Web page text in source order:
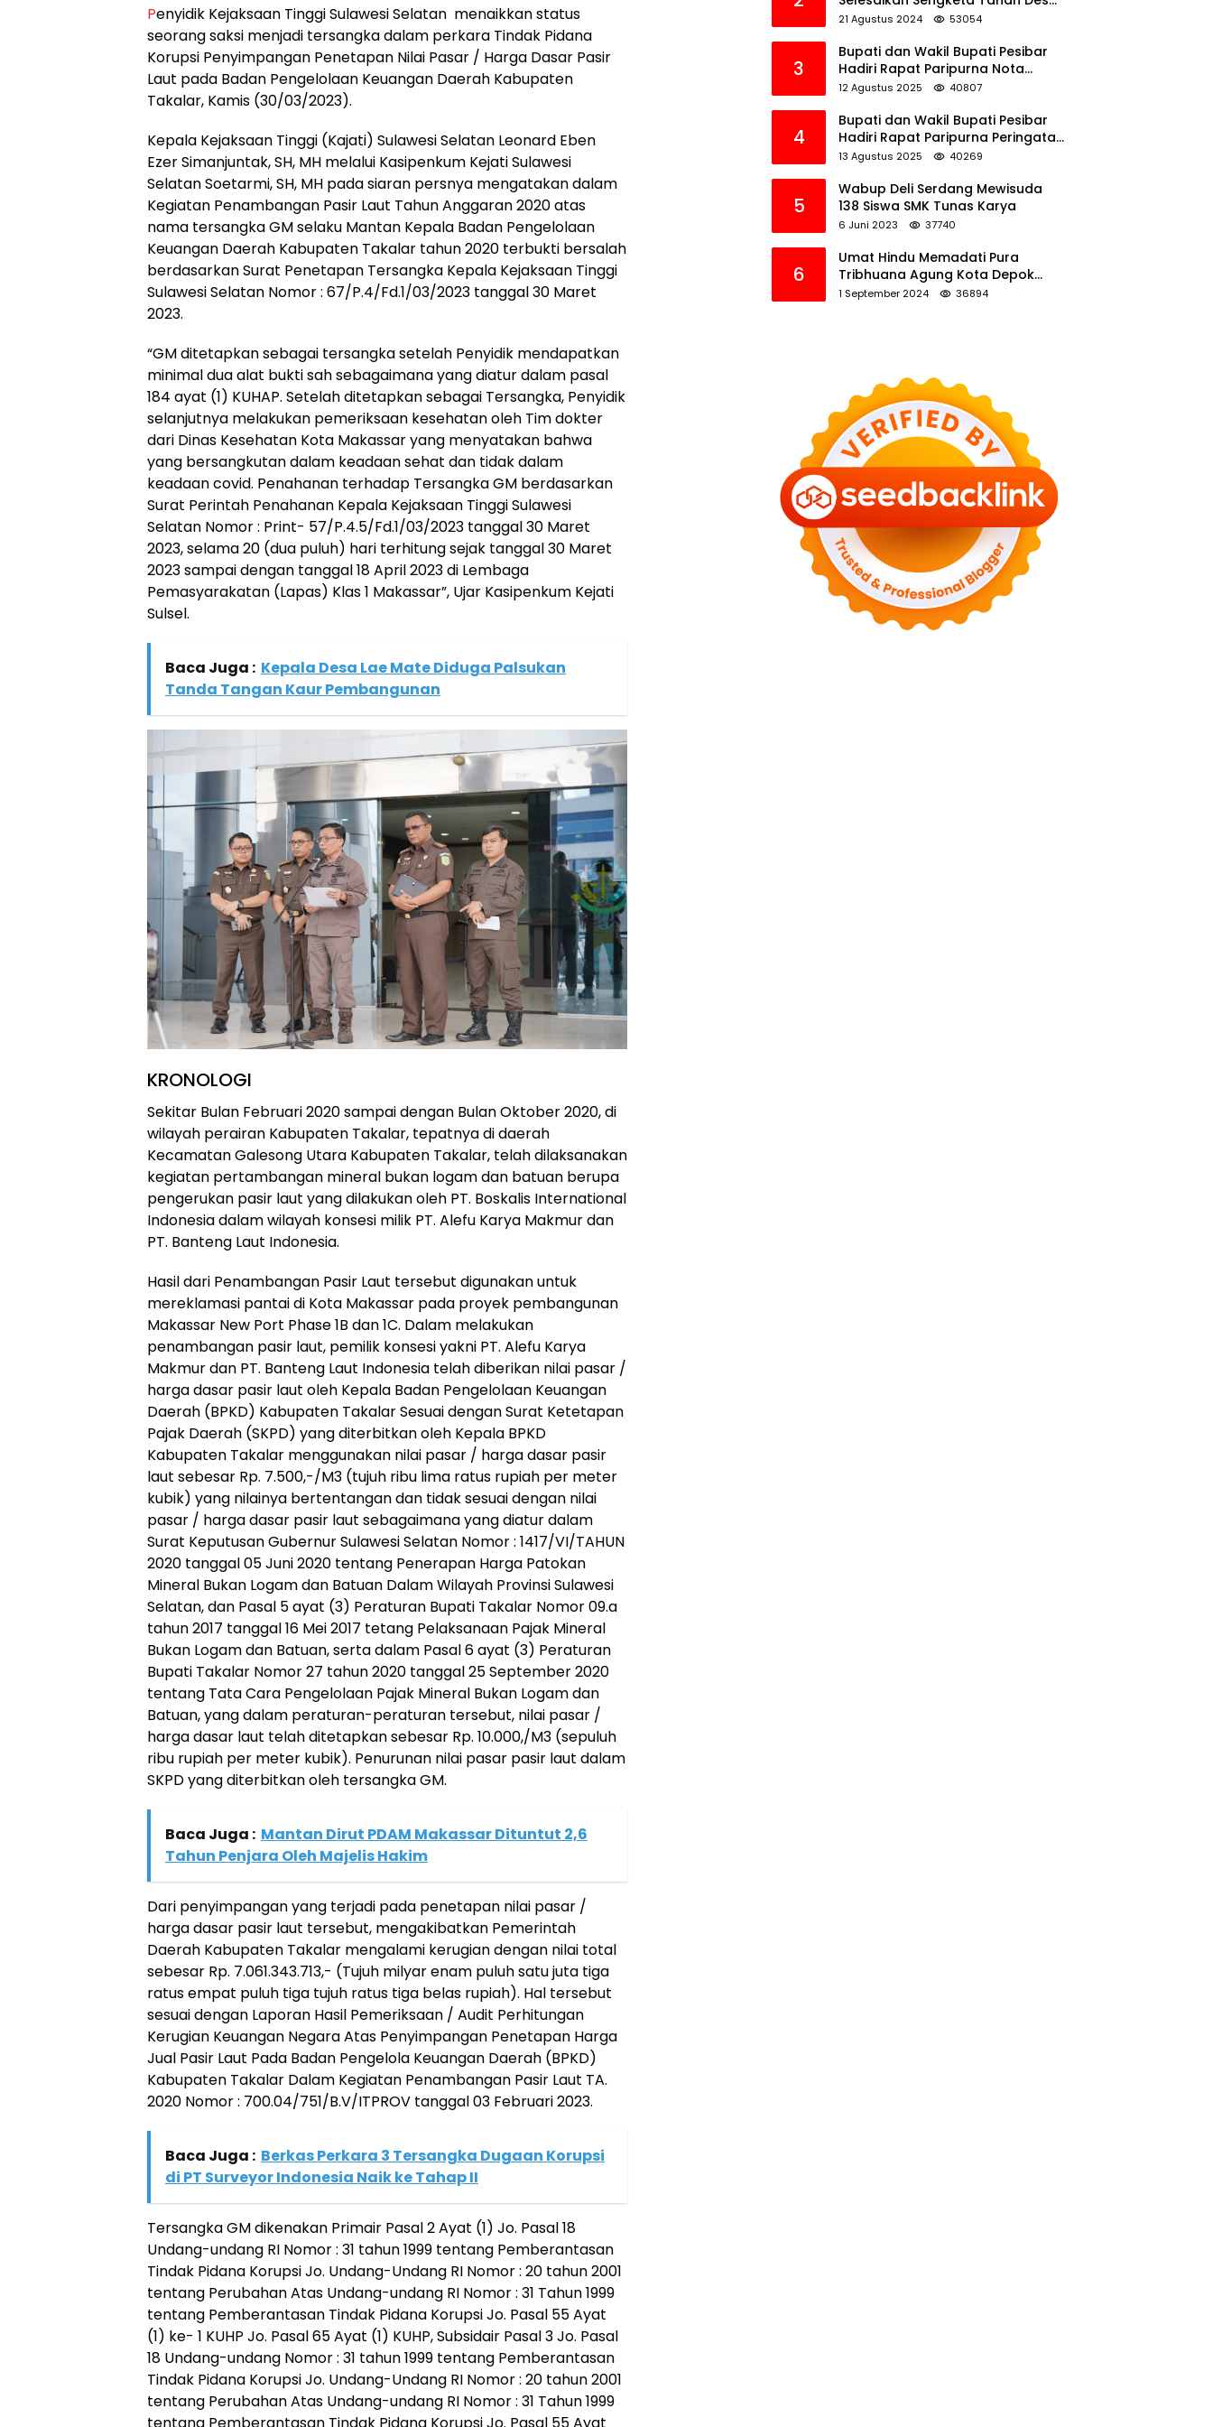
Penyidik Kejaksaan Tinggi Sulawesi Selatan menaikkan status
seorang saksi menjadi tersangka dalam perkara Tindak Pidana
Korupsi Penyimpangan Penetapan Nilai Pasar / Harga Dasar Pasir
Laut pada Badan Pengelolaan Keuangan Daerah Kabupaten
Takalar, Kamis (30/03/2023).
Kepala Kejaksaan Tinggi (Kajati) Sulawesi Selatan Leonard Eben
Ezer Simanjuntak, SH, MH melalui Kasipenkum Kejati Sulawesi
Selatan Soetarmi, SH, MH pada siaran persnya mengatakan dalam
Kegiatan Penambangan Pasir Laut Tahun Anggaran 2020 atas
nama tersangka GM selaku Mantan Kepala Badan Pengelolaan
Keuangan Daerah Kabupaten Takalar tahun 2020 terbukti bersalah
berdasarkan Surat Penetapan Tersangka Kepala Kejaksaan Tinggi
Sulawesi Selatan Nomor : 67/P.4/Fd.1/03/2023 tanggal 30 Maret
2023.
“GM ditetapkan sebagai tersangka setelah Penyidik mendapatkan
minimal dua alat bukti sah sebagaimana yang diatur dalam pasal
184 ayat (1) KUHAP. Setelah ditetapkan sebagai Tersangka, Penyidik
selanjutnya melakukan pemeriksaan kesehatan oleh Tim dokter
dari Dinas Kesehatan Kota Makassar yang menyatakan bahwa
yang bersangkutan dalam keadaan sehat dan tidak dalam
keadaan covid. Penahanan terhadap Tersangka GM berdasarkan
Surat Perintah Penahanan Kepala Kejaksaan Tinggi Sulawesi
Selatan Nomor : Print- 57/P.4.5/Fd.1/03/2023 tanggal 30 Maret
2023, selama 20 (dua puluh) hari terhitung sejak tanggal 30 Maret
2023 sampai dengan tanggal 18 April 2023 di Lembaga
Pemasyarakatan (Lapas) Klas 1 Makassar”, Ujar Kasipenkum Kejati
Sulsel.
Baca Juga : Kepala Desa Lae Mate Diduga Palsukan
Tanda Tangan Kaur Pembangunan
KRONOLOGI
Sekitar Bulan Februari 2020 sampai dengan Bulan Oktober 2020, di
wilayah perairan Kabupaten Takalar, tepatnya di daerah
Kecamatan Galesong Utara Kabupaten Takalar, telah dilaksanakan
kegiatan pertambangan mineral bukan logam dan batuan berupa
pengerukan pasir laut yang dilakukan oleh PT. Boskalis International
Indonesia dalam wilayah konsesi milik PT. Alefu Karya Makmur dan
PT. Banteng Laut Indonesia.
Hasil dari Penambangan Pasir Laut tersebut digunakan untuk
mereklamasi pantai di Kota Makassar pada proyek pembangunan
Makassar New Port Phase 1B dan 1C. Dalam melakukan
penambangan pasir laut, pemilik konsesi yakni PT. Alefu Karya
Makmur dan PT. Banteng Laut Indonesia telah diberikan nilai pasar /
harga dasar pasir laut oleh Kepala Badan Pengelolaan Keuangan
Daerah (BPKD) Kabupaten Takalar Sesuai dengan Surat Ketetapan
Pajak Daerah (SKPD) yang diterbitkan oleh Kepala BPKD
Kabupaten Takalar menggunakan nilai pasar / harga dasar pasir
laut sebesar Rp. 7.500,-/M3 (tujuh ribu lima ratus rupiah per meter
kubik) yang nilainya bertentangan dan tidak sesuai dengan nilai
pasar / harga dasar pasir laut sebagaimana yang diatur dalam
Surat Keputusan Gubernur Sulawesi Selatan Nomor : 1417/VI/TAHUN
2020 tanggal 05 Juni 2020 tentang Penerapan Harga Patokan
Mineral Bukan Logam dan Batuan Dalam Wilayah Provinsi Sulawesi
Selatan, dan Pasal 5 ayat (3) Peraturan Bupati Takalar Nomor 09.a
tahun 2017 tanggal 16 Mei 2017 tetang Pelaksanaan Pajak Mineral
Bukan Logam dan Batuan, serta dalam Pasal 6 ayat (3) Peraturan
Bupati Takalar Nomor 27 tahun 2020 tanggal 25 September 2020
tentang Tata Cara Pengelolaan Pajak Mineral Bukan Logam dan
Batuan, yang dalam peraturan-peraturan tersebut, nilai pasar /
harga dasar laut telah ditetapkan sebesar Rp. 10.000,/M3 (sepuluh
ribu rupiah per meter kubik). Penurunan nilai pasar pasir laut dalam
SKPD yang diterbitkan oleh tersangka GM.
Baca Juga : Mantan Dirut PDAM Makassar Dituntut 2,6
Tahun Penjara Oleh Majelis Hakim
Dari penyimpangan yang terjadi pada penetapan nilai pasar /
harga dasar pasir laut tersebut, mengakibatkan Pemerintah
Daerah Kabupaten Takalar mengalami kerugian dengan nilai total
sebesar Rp. 7.061.343.713,- (Tujuh milyar enam puluh satu juta tiga
ratus empat puluh tiga tujuh ratus tiga belas rupiah). Hal tersebut
sesuai dengan Laporan Hasil Pemeriksaan / Audit Perhitungan
Kerugian Keuangan Negara Atas Penyimpangan Penetapan Harga
Jual Pasir Laut Pada Badan Pengelola Keuangan Daerah (BPKD)
Kabupaten Takalar Dalam Kegiatan Penambangan Pasir Laut TA.
2020 Nomor : 700.04/751/B.V/ITPROV tanggal 03 Februari 2023.
Baca Juga : Berkas Perkara 3 Tersangka Dugaan Korupsi
di PT Surveyor Indonesia Naik ke Tahap II
Tersangka GM dikenakan Primair Pasal 2 Ayat (1) Jo. Pasal 18
Undang-undang RI Nomor : 31 tahun 1999 tentang Pemberantasan
Tindak Pidana Korupsi Jo. Undang-Undang RI Nomor : 20 tahun 2001
tentang Perubahan Atas Undang-undang RI Nomor : 31 Tahun 1999
tentang Pemberantasan Tindak Pidana Korupsi Jo. Pasal 55 Ayat
(1) ke- 1 KUHP Jo. Pasal 65 Ayat (1) KUHP, Subsidair Pasal 3 Jo. Pasal
18 Undang-undang Nomor : 31 tahun 1999 tentang Pemberantasan
Tindak Pidana Korupsi Jo. Undang-Undang RI Nomor : 20 tahun 2001
tentang Perubahan Atas Undang-undang RI Nomor : 31 Tahun 1999
Tawamalewe
21 Agustus 2024 53054
3
Bupati dan Wakil Bupati Pesibar
Hadiri Rapat Paripurna Nota
Keuangan Ranperda APBD
12 Agustus 2025 40807
4
Bupati dan Wakil Bupati Pesibar
Hadiri Rapat Paripurna Peringatan
HUT Ke-12 Pesibar
13 Agustus 2025 40269
5
Wabup Deli Serdang Mewisuda
138 Siswa SMK Tunas Karya
6 Juni 2023 37740
6
Umat Hindu Memadati Pura
Tribhuana Agung Kota Depok
Jawa Barat
1 September 2024 36894